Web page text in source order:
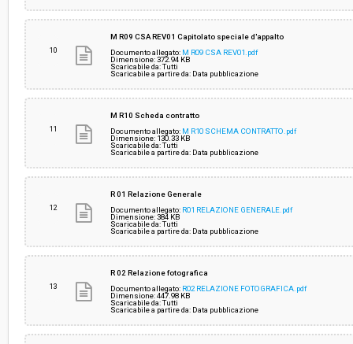
10
M R09 CSA REV01 Capitolato speciale d'appalto
Documento allegato: M R09 CSA REV01.pdf
Dimensione: 372.94 KB
Scaricabile da: Tutti
Scaricabile a partire da: Data pubblicazione
11
M R10 Scheda contratto
Documento allegato: M R10 SCHEMA CONTRATTO.pdf
Dimensione: 130.33 KB
Scaricabile da: Tutti
Scaricabile a partire da: Data pubblicazione
12
R 01 Relazione Generale
Documento allegato: R01 RELAZIONE GENERALE.pdf
Dimensione: 384 KB
Scaricabile da: Tutti
Scaricabile a partire da: Data pubblicazione
13
R 02 Relazione fotografica
Documento allegato: R02 RELAZIONE FOTOGRAFICA.pdf
Dimensione: 447.98 KB
Scaricabile da: Tutti
Scaricabile a partire da: Data pubblicazione